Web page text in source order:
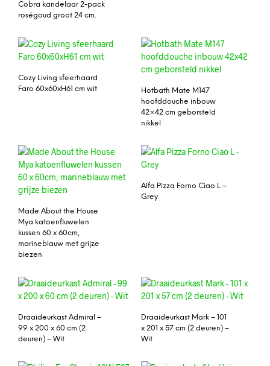
Cobra kandelaar 2-pack
roségoud groot 24 cm.
Cozy Living sfeerhaard
Faro 60x60xH61 cm wit
Hotbath Mate M147
hoofddouche inbouw
42×42 cm geborsteld
nikkel
Made About the House
Mya katoenfluwelen
kussen 60 x 60cm,
marineblauw met grijze
biezen
Alfa Pizza Forno Ciao L –
Grey
Draaideurkast Admiral –
99 x 200 x 60 cm (2
deuren) – Wit
Draaideurkast Mark – 101
x 201 x 57 cm (2 deuren) –
Wit